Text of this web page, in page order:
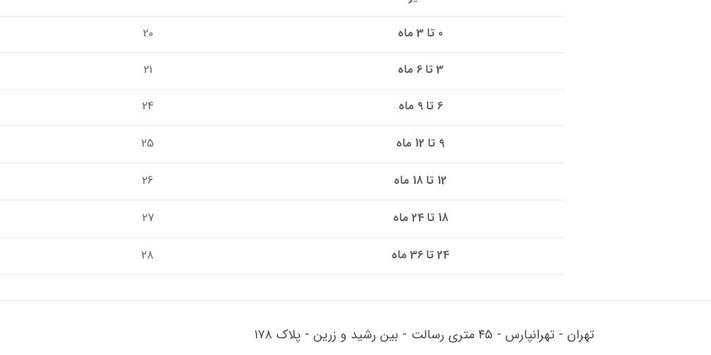
0 تا 3 ماه
20
3 تا 6 ماه
21
6 تا 9 ماه
24
9 تا 12 ماه 25
12 تا 18 ماه 26
18 تا 24 ماه 27
24 تا 36 ماه 28
تهران - تهرانپارس - ۴۵ متری رسالت - بین رشید و زرین - پلاک ۱۷۸